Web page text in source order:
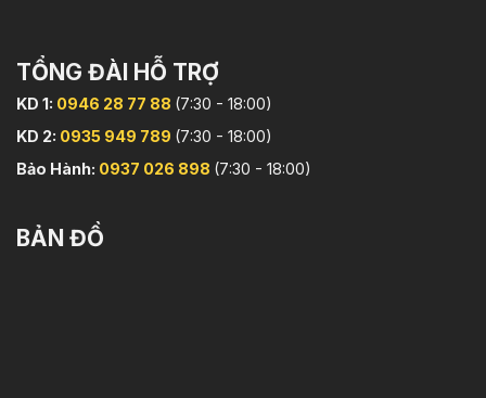
TỔNG ĐÀI HỖ TRỢ
KD 1: 0946 28 77 88 (7:30 - 18:00)
KD 2: 0935 949 789 (7:30 - 18:00)
Bảo Hành: 0937 026 898 (7:30 - 18:00)
BẢN ĐỒ